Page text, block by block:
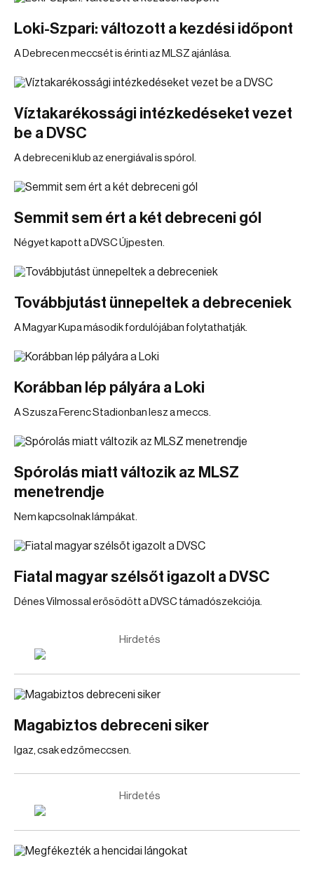
Loki-Szpari: változott a kezdési időpont
A Debrecen meccsét is érinti az MLSZ ajánlása.
Víztakarékossági intézkedéseket vezet
be a DVSC
A debreceni klub az energiával is spórol.
Semmit sem ért a két debreceni gól
Négyet kapott a DVSC Újpesten.
Továbbjutást ünnepeltek a debreceniek
A Magyar Kupa második fordulójában folytathatják.
Korábban lép pályára a Loki
A Szusza Ferenc Stadionban lesz a meccs.
Spórolás miatt változik az MLSZ
menetrendje
Nem kapcsolnak lámpákat.
Fiatal magyar szélsőt igazolt a DVSC
Dénes Vilmossal erősödött a DVSC támadószekciója.
Hirdetés
Magabiztos debreceni siker
Igaz, csak edzőmeccsen.
Hirdetés